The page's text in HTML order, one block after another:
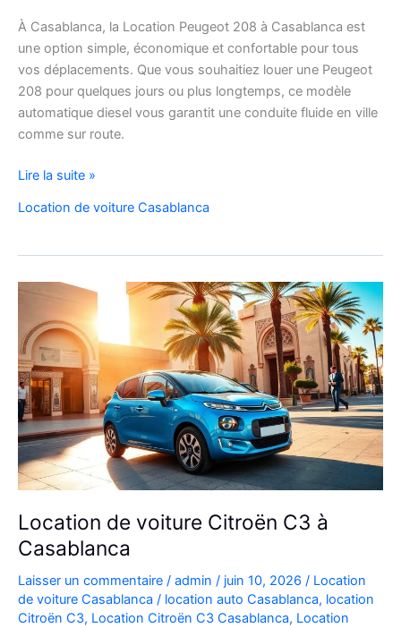
À Casablanca, la Location Peugeot 208 à Casablanca est
une option simple, économique et confortable pour tous
vos déplacements. Que vous souhaitiez louer une Peugeot
208 pour quelques jours ou plus longtemps, ce modèle
automatique diesel vous garantit une conduite fluide en ville
comme sur route.
Location
208
Diesel
à
Casablanca
Louer
Facilement
Lire la suite »
Location de voiture Casablanca
Location de voiture Citroën C3 à
Casablanca
Laisser un commentaire / admin / juin 10, 2026 / Location
de voiture Casablanca / location auto Casablanca, location
Citroën C3, Location Citroën C3 Casablanca, Location